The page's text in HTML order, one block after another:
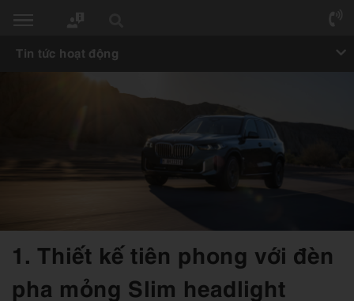
Tin tức hoạt động
1. Thiết kế tiên phong với đèn
pha mỏng Slim headlight